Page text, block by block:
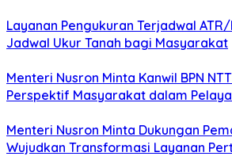
Layanan Pengukuran Terjadwal
Jadwal Ukur Tanah bagi Masyarakat
Menteri Nusron Minta Kanwil BPN
Perspektif Masyarakat dalam
Menteri Nusron Minta Dukungan
Wujudkan Transformasi Layanan